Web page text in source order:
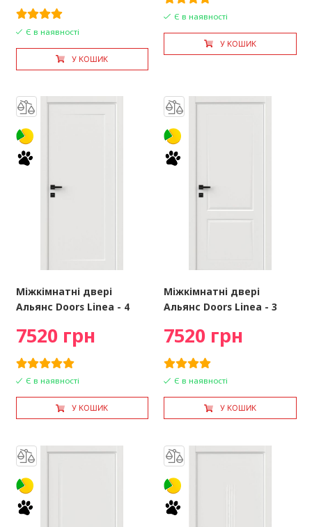
Є в наявності
У КОШИК
Є в наявності
У КОШИК
Міжкімнатні двері
Альянс Doors Linea - 4
7520 грн
Є в наявності
У КОШИК
Міжкімнатні двері
Альянс Doors Linea - 3
7520 грн
Є в наявності
У КОШИК